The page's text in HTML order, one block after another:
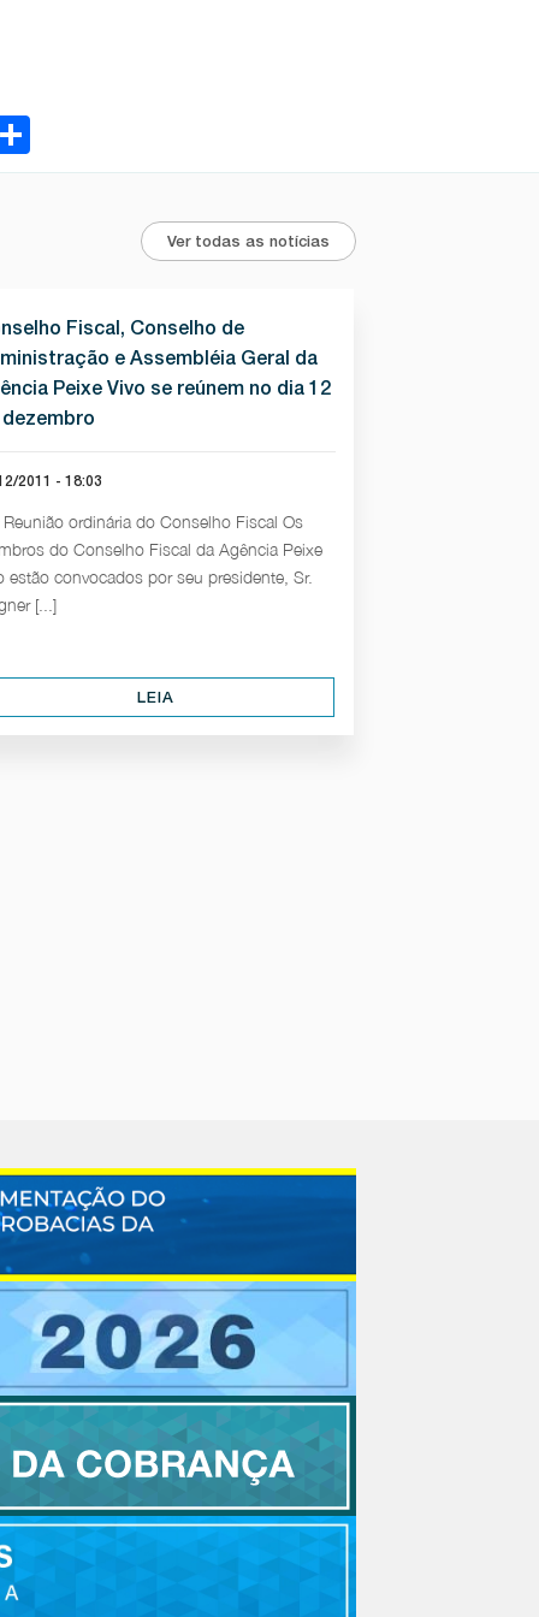
Share
Ver todas as notícias
Fiscal, Conselho de
e Assembléia Geral da
Peixe Vivo se reúnem no dia 12
2011 - 18:03
Reunião ordinária do Conselho Fiscal Os
do Conselho Fiscal da Agência Peixe
estão convocados por seu presidente, Sr.
[...]
LEIA